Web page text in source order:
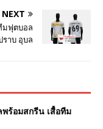
NEXT
มฟุตบอล
ราบ อุบล
ร้อมสกรีน เสื้อทีม